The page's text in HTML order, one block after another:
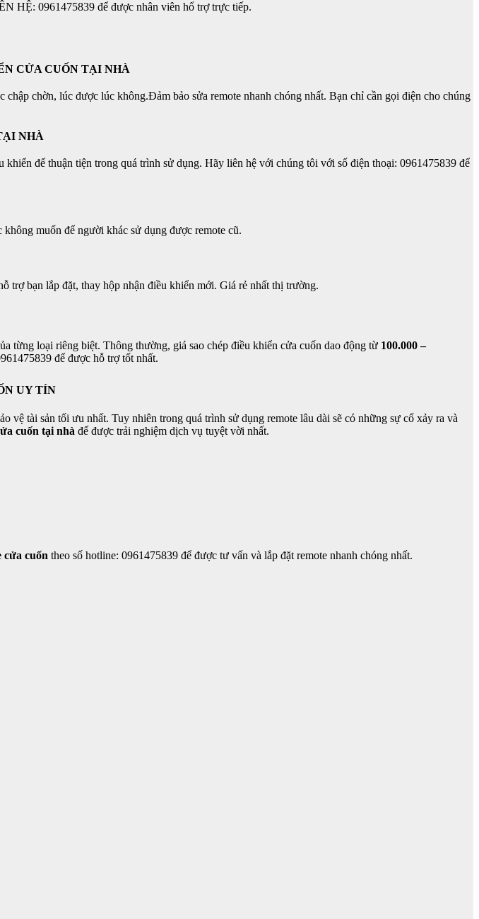
HỆ: 0961475839 để được nhân viên hổ trợ trực tiếp.
CỬA CUỐN TẠI NHÀ
chờn, lúc được lúc không.Đảm bảo sửa remote nhanh chóng nhất. Bạn chỉ cần gọi điện cho chúng
NHÀ
để thuận tiện trong quá trình sử dụng. Hãy liên hệ với chúng tôi với số điện thoại: 0961475839 để
muốn để người khác sử dụng được remote cũ.
trợ bạn lắp đặt, thay hộp nhận điều khiển mới. Giá rẻ nhất thị trường.
từng loại riêng biệt. Thông thường, giá sao chép điều khiển cửa cuốn dao động từ 100.000 –
để được hỗ trợ tốt nhất.
UY TÍN
tài sản tối ưu nhất. Tuy nhiên trong quá trình sử dụng remote lâu dài sẽ có những sự cố xảy ra và
cuốn tại nhà để được trải nghiệm dịch vụ tuyệt vời nhất.
cửa cuốn theo số hotline: 0961475839 để được tư vấn và lắp đặt remote nhanh chóng nhất.